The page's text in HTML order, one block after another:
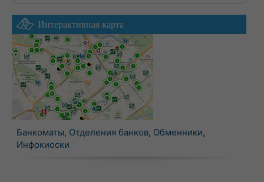
Интерактивная карта
Банкоматы, Отделения банков, Обменники,
Инфокиоски